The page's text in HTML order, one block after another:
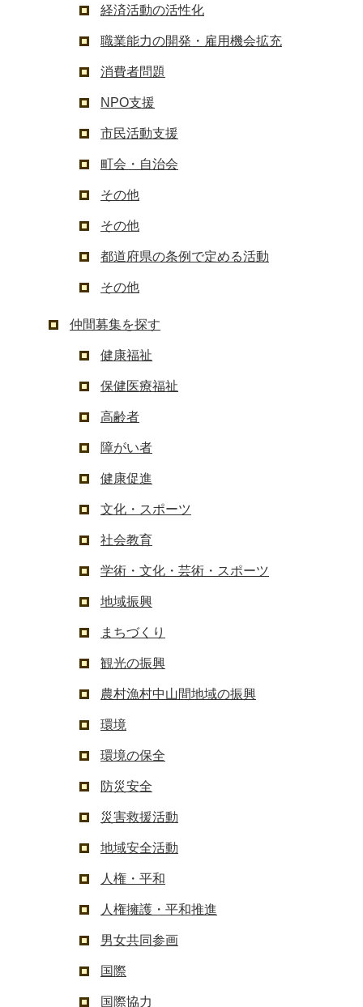
経済活動の活性化
職業能力の開発・雇用機会拡充
消費者問題
NPO支援
市民活動支援
町会・自治会
その他
その他
都道府県の条例で定める活動
その他
仲間募集を探す
健康福祉
保健医療福祉
高齢者
障がい者
健康促進
文化・スポーツ
社会教育
学術・文化・芸術・スポーツ
地域振興
まちづくり
観光の振興
農村漁村中山間地域の振興
環境
環境の保全
防災安全
災害救援活動
地域安全活動
人権・平和
人権擁護・平和推進
男女共同参画
国際
国際協力